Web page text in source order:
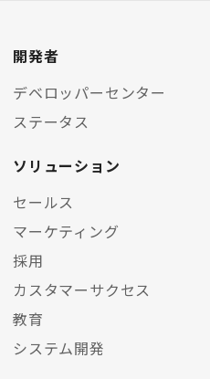
開発者
デベロッパーセンター
ステータス
ソリューション
セールス
マーケティング
採用
カスタマーサクセス
教育
システム開発